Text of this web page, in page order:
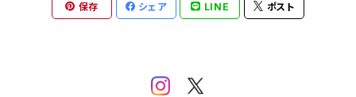
保存 シェア LINE ポスト